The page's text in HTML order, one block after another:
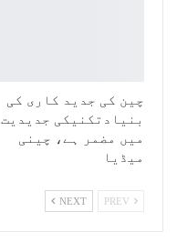
چین کی جدید کاری کی
بنیادتکنیکی جدیدیت
میں مضمر ہے، چینی
میڈیا
NEXT